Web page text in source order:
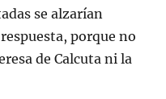
se alzarían
porque no
de Calcuta ni la